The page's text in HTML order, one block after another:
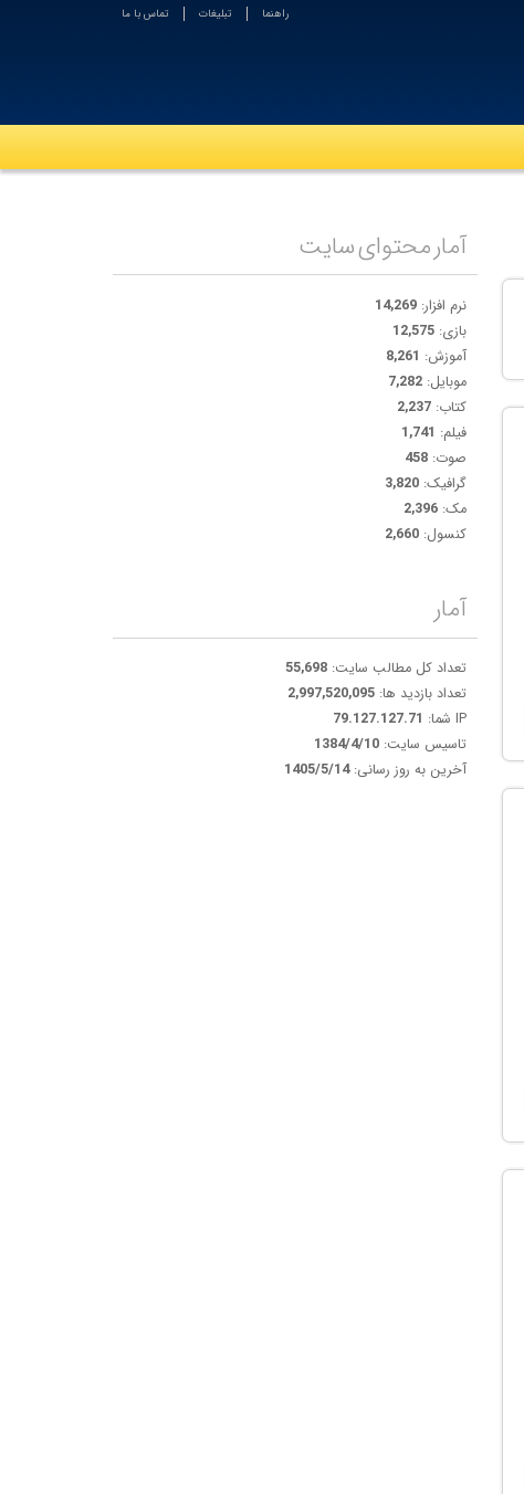
راهنما تبلیغات تماس با ما
آمار محتوای سایت
نرم افزار: 14,269
بازی: 12,575
آموزش: 8,261
موبایل: 7,282
کتاب: 2,237
فیلم: 1,741
صوت: 458
گرافیک: 3,820
مک: 2,396
کنسول: 2,660
آمار
تعداد کل مطالب سایت: 55,698
تعداد بازدید ها: 2,997,520,095
IP شما:
79.127.127.71
تاسیس سایت: 1384/4/10
آخرین به روز رسانی:1405/5/14